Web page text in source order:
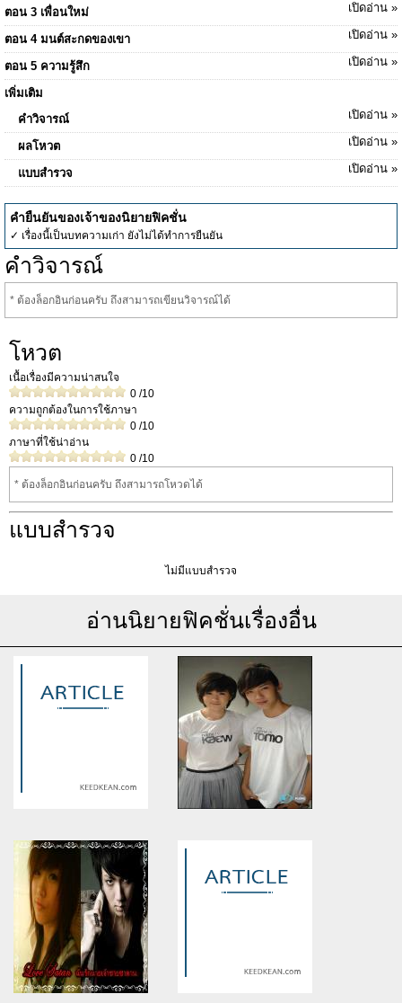
ตอน 3 เพื่อนใหม่ เปิดอ่าน »
ตอน 4 มนต์สะกดของเขา เปิดอ่าน »
ตอน 5 ความรู้สึก เปิดอ่าน »
เพิ่มเติม
คำวิจารณ์
เปิดอ่าน »
ผลโหวต เปิดอ่าน »
แบบสำรวจ เปิดอ่าน »
คำยืนยันของเจ้าของนิยายฟิคชั่น
✓ เรื่องนี้เป็นบทความเก่า ยังไม่ได้ทำการยืนยัน
คำวิจารณ์
* ต้องล็อกอินก่อนครับ ถึงสามารถเขียนวิจารณ์ได้
โหวต
เนื้อเรื่องมีความน่าสนใจ
0 /10
ความถูกต้องในการใช้ภาษา
0 /10
ภาษาที่ใช้น่าอ่าน
0 /10
* ต้องล็อกอินก่อนครับ ถึงสามารถโหวดได้
แบบสำรวจ
ไม่มีแบบสำรวจ
อ่านนิยายฟิคชั่นเรื่องอื่น
Warning: Use of undefined
constant article_topic -
assumed 'article_topic' (this
will throw an Error in a future
version of PHP) in
/home/keedkean/domains/keedkean.com/public_html/include/article/
on line534
Love memory รักในความทรง
จำ
assumed 'article_topic' (this
will throw an Error in a future